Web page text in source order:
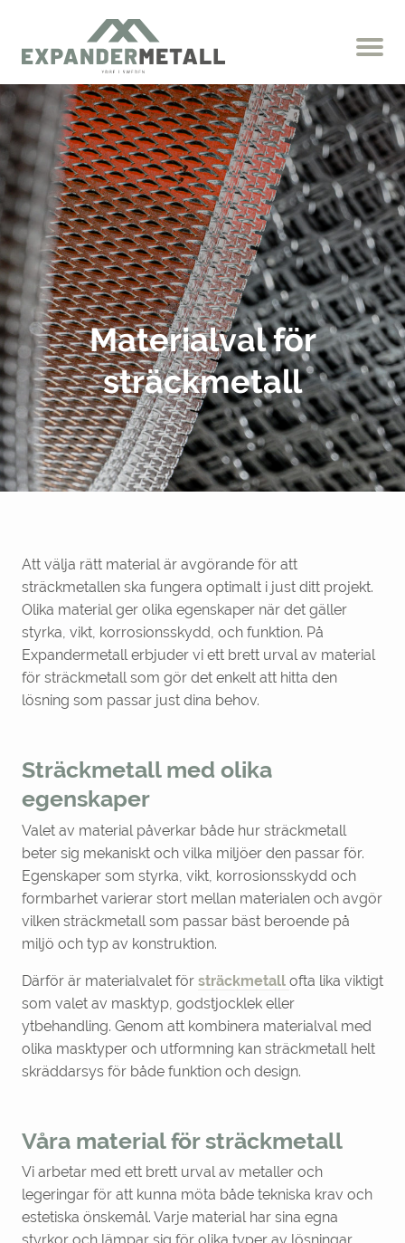
Materialval för
sträckmetall
Att välja rätt material är avgörande för att
sträckmetallen ska fungera optimalt i just ditt projekt.
Olika material ger olika egenskaper när det gäller
styrka, vikt, korrosionsskydd, och funktion. På
Expandermetall erbjuder vi ett brett urval av material
för sträckmetall som gör det enkelt att hitta den
lösning som passar just dina behov.
Sträckmetall med olika
egenskaper
Valet av material påverkar både hur sträckmetall
beter sig mekaniskt och vilka miljöer den passar för.
Egenskaper som styrka, vikt, korrosionsskydd och
formbarhet varierar stort mellan materialen och avgör
vilken sträckmetall som passar bäst beroende på
miljö och typ av konstruktion.
Därför är materialvalet för sträckmetall ofta lika viktigt
som valet av masktyp, godstjocklek eller
ytbehandling. Genom att kombinera materialval med
olika masktyper och utformning kan sträckmetall helt
skräddarsys för både funktion och design.
Våra material för sträckmetall
Vi arbetar med ett brett urval av metaller och
legeringar för att kunna möta både tekniska krav och
estetiska önskemål. Varje material har sina egna